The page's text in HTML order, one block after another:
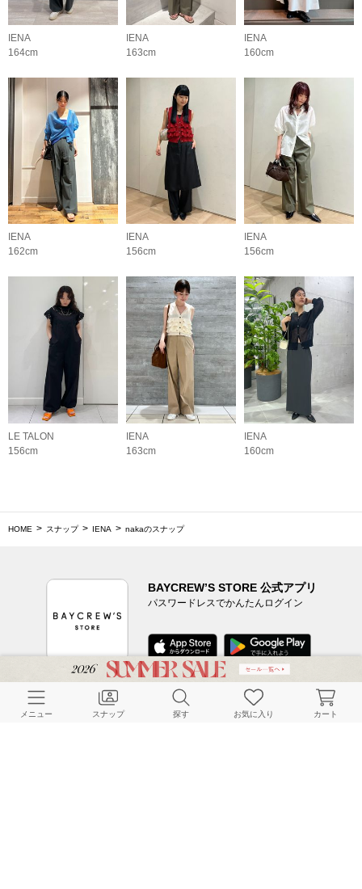
IENA
164cm
IENA
163cm
IENA
160cm
IENA
162cm
IENA
156cm
IENA
156cm
LE TALON
156cm
IENA
163cm
IENA
160cm
HOME スナップ IENA nakaのスナップ
BAYCREW’S STORE 公式アプリ
パスワードレスでかんたんログイン
CUSTOMER SERVICE
メニュー スナップ 探す お気に入り カート